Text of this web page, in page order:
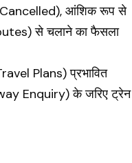
(Cancelled), आंशिक रूप से
से चलाने का फैसला
Plans) प्रभावित
Enquiry) के जरिए ट्रेन